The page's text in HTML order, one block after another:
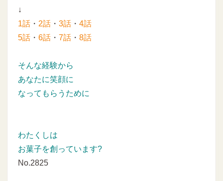
↓
1話 ・ 2話 ・ 3話 ・ 4話
5話 ・ 6話 ・ 7話 ・ 8話
そんな経験から
あなたに笑顔に
なってもらうために
わたくしは
お菓子を創っています?
No.2825